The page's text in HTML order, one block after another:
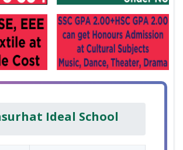
Ideal School